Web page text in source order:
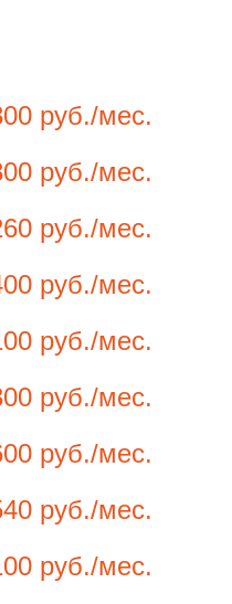
руб./мес.
руб./мес.
руб./мес.
руб./мес.
руб./мес.
руб./мес.
руб./мес.
руб./мес.
руб./мес.